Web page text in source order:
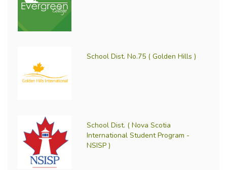
School Dist. No.75 ( Golden Hills )
School Dist. ( Nova Scotia
International Student Program -
NSISP )